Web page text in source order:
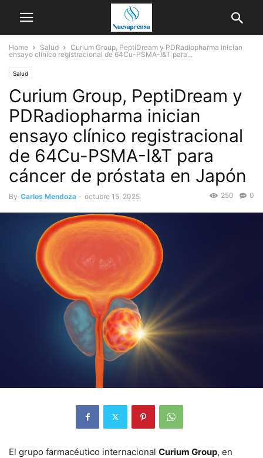
Home Salud
Curium Group, PeptiDream y PDRadiopharma inician
ensayo clínico registracional de 64Cu-PSMA-I&T para...
Salud
Curium Group, PeptiDream y
PDRadiopharma inician
ensayo clínico registracional
de 64Cu-PSMA-I&T para
cáncer de próstata en Japón
By Carlos Mendoza - octubre 15, 2025 0
250
El grupo farmacéutico internacional Curium Group, en